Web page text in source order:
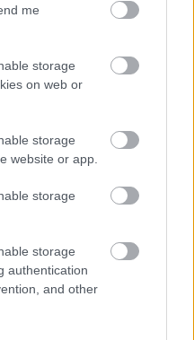
me
storage
on web or
storage
website or app.
storage
storage
authentication
and other
a Csakfoci az elsők
találatokban
FOCI
HÍREK